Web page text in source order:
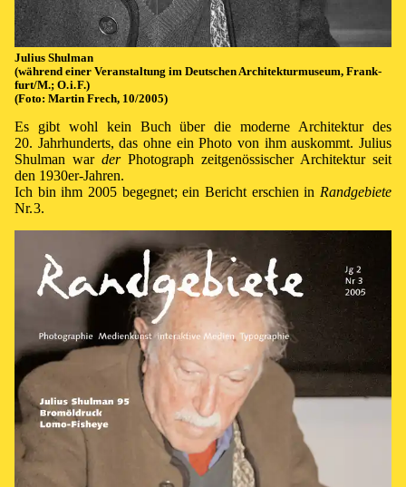
Julius Shulman
(wäh­rend ei­ner Ver­an­stal­tung im Deut­schen Ar­chi­tek­tur­mu­se­um, Frank­
furt/M.; O⁠.⁠ ⁠i⁠.⁠ ⁠F⁠.)
(Fo­to: Mar­tin Frech, 10/2005)
Es gibt wohl kein Buch über die mo­der­ne Ar­chi­tek­tur des
20. Jahr­hun­derts, das ohne ein Pho­to von ihm aus­kommt. Julius
Shulman war derPho­to­graph zeit­ge­nös­si­scher Ar­chi­tek­tur seit
den 1930er-Jah­ren.
Ich bin ihm 2005 be­geg­net; ein Be­richt er­schien in Rand­ge­biete
Nr. 3.